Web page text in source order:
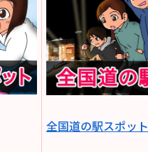
全国道の駅スポット